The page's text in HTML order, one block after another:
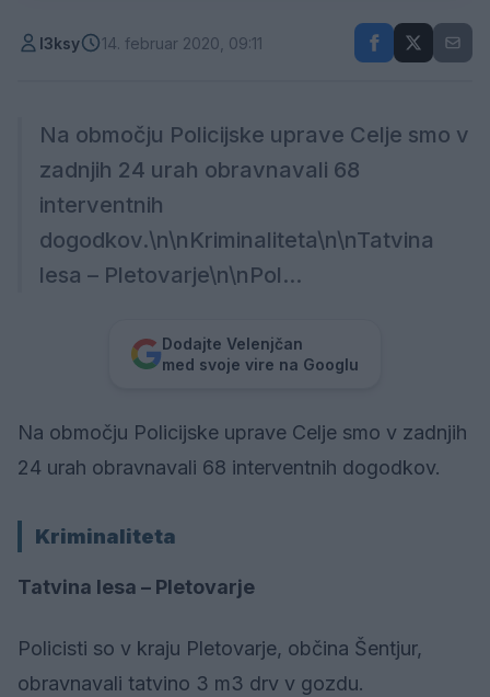
l3ksy 14. februar 2020, 09:11
Na območju Policijske uprave Celje smo v
zadnjih 24 urah obravnavali 68
interventnih
dogodkov.\n\nKriminaliteta\n\nTatvina
lesa – Pletovarje\n\nPol...
Dodajte Velenjčan
med svoje vire na Googlu
Na območju Policijske uprave Celje smo v zadnjih
24 urah obravnavali 68 interventnih dogodkov.
Kriminaliteta
Tatvina lesa – Pletovarje
Policisti so v kraju Pletovarje, občina Šentjur,
obravnavali tatvino 3 m3 drv v gozdu.